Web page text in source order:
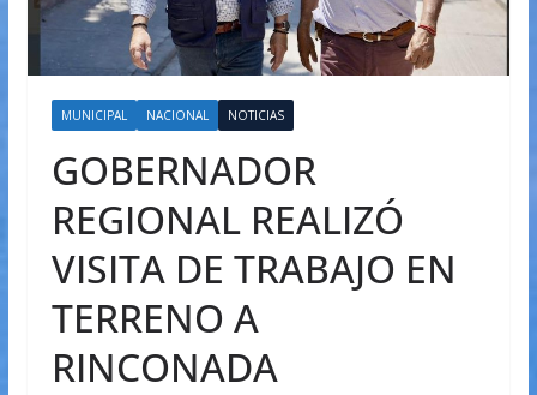
MUNICIPAL NACIONAL NOTICIAS
GOBERNADOR
REGIONAL REALIZÓ
VISITA DE TRABAJO EN
TERRENO A
RINCONADA